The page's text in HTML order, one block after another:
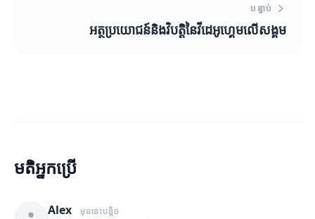
បន្ទាប់
អត្ថប្រយោជន៍និងវិបត្តិនៃវីដេអូហ្គេមលើសង្គម
មតិអ្នកប្រើ
Alex មុននេះបន្តិច